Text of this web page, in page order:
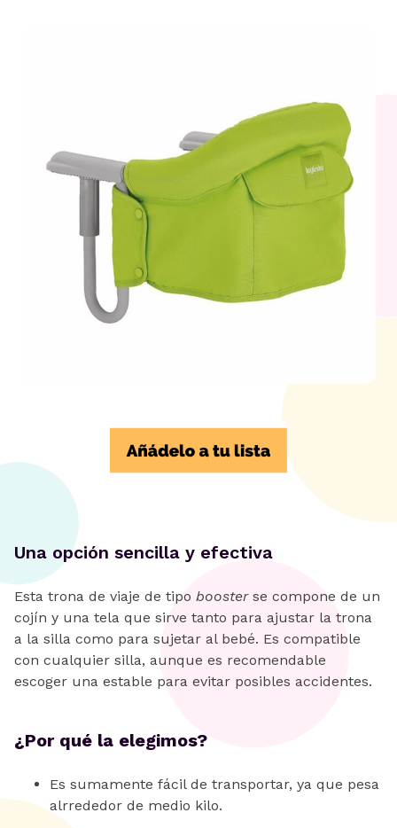
Una opción sencilla y efectiva
Esta trona de viaje de tipo boosterse compone de un
cojín y una tela que sirve tanto para ajustar la trona
a la silla como para sujetar al bebé. Es compatible
con cualquier silla, aunque es recomendable
escoger una estable para evitar posibles accidentes.
¿Por qué la elegimos?
Es sumamente fácil de transportar, ya que pesa
alrrededor de medio kilo.